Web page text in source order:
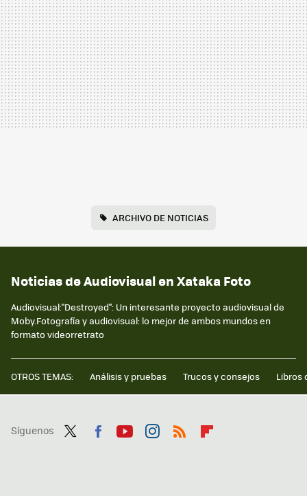
ARCHIVO DE NOTICIAS
Noticias de Audiovisual en Xataka Foto
Audiovisual:"Destroyed": Un interesante proyecto audiovisual de
Moby.Fotografía y audiovisual: lo mejor de ambos mundos en
formato videorretrato
OTROS TEMAS: Análisis y pruebas Trucos y consejos Libros
Síguenos